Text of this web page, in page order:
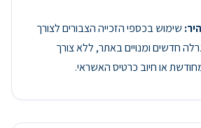
שימוש בכספי הזכייה הצבורים לצורך
חדשים ומנויים באתר, ללא צורך
או חיוב כרטיס האשראי.